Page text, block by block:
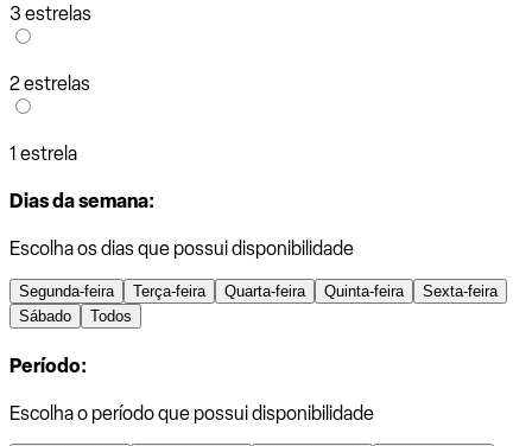
3 estrelas
2 estrelas
1 estrela
Dias da semana:
Escolha os dias que possui disponibilidade
Segunda-feira Terça-feira Quarta-feira Quinta-feira
Sexta-feira
Sábado
Todos
Período:
Escolha o período que possui disponibilidade